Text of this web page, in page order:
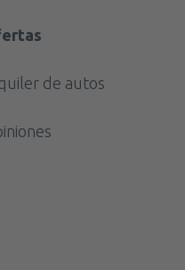
de autos